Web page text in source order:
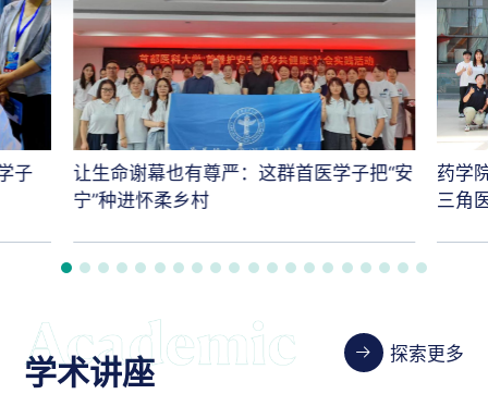
子
让生命谢幕也有尊严：这群首医学子把“安
宁”种进怀柔乡村
药学
三角
学术讲座 探索更多